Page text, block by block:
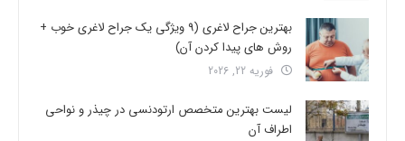
بهترین جراح لاغری (9 ویژگی یک جراح لاغری خوب +
روش های پیدا کردن آن)
فوریه 22, 2026
لیست بهترین متخصص ارتودنسی در چیذر و نواحی
اطراف آن